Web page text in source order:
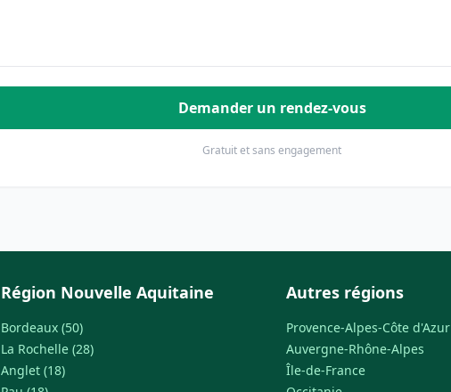
Demander un rendez-vous
Gratuit et sans engagement
Région Nouvelle Aquitaine
Bordeaux (50)
La Rochelle (28)
Anglet (18)
Autres régions
Provence-Alpes-Côte d'Azur
Auvergne-Rhône-Alpes
Île-de-France